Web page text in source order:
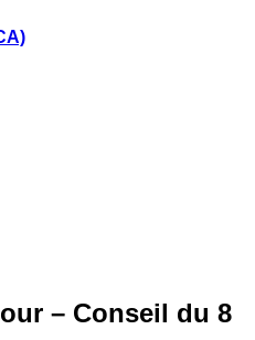
– Conseil du 8